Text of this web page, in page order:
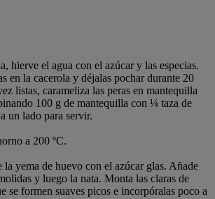
hierve el agua con el azúcar y las especias.
en la cacerola y déjalas pochar durante 20
listas, carameliza las peras en mantequilla
100 g de mantequilla con ¼ taza de
un lado para servir.
a 200 ºC.
la yema de huevo con el azúcar glas. Añade
y luego la nata. Monta las claras de
se formen suaves picos e incorpóralas poco a